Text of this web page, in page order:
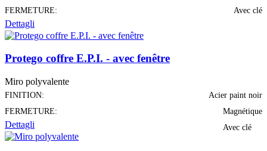
FERMETURE:
Avec clé
Dettagli
Protego coffre E.P.I. - avec fenêtre
Miro polyvalente
FINITION:
Acier paint noir
FERMETURE:
Magnétique
Avec clé
Dettagli